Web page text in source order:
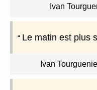
Ivan
Le matin est plus
Ivan